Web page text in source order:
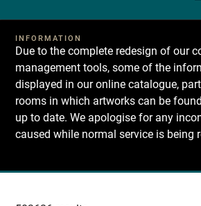
INFORMATION
Due to the complete redesign of our
management tools, some of the
displayed in our online catalogue,
rooms in which artworks can be
up to date. We apologise for any
caused while normal service is being
Recherche